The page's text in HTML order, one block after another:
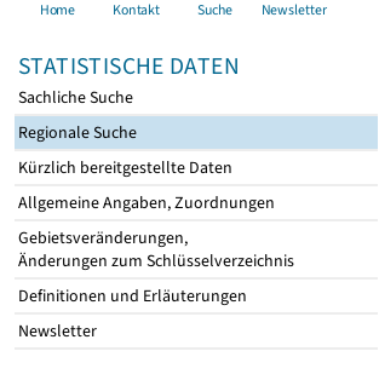
Home Kontakt Suche Newsletter
STATISTISCHE DATEN
Sachliche Suche
Regionale Suche
Kürzlich bereitgestellte Daten
Allgemeine Angaben, Zuordnungen
Gebietsveränderungen,
Änderungen zum Schlüsselverzeichnis
Definitionen und Erläuterungen
Newsletter